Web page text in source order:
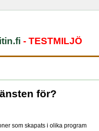
- TESTMILJÖ
för?
som skapats i olika program